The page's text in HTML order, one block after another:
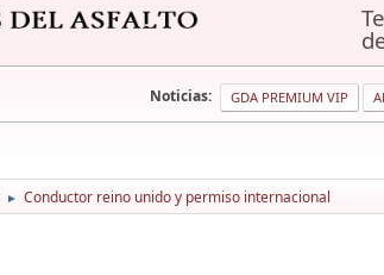
Noticias: GDA PREMIUM VIP
► Conductor reino unido y permiso internacional